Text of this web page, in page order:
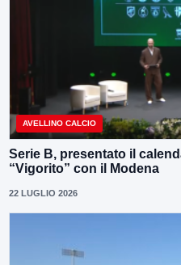
AVELLINO CALCIO
Serie B, presentato il
“Vigorito” con il Modena
22 LUGLIO 2026